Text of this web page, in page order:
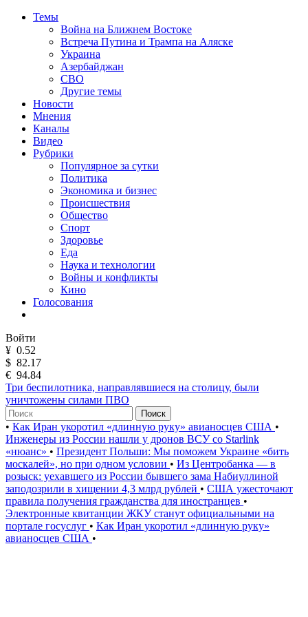
Темы
Война на Ближнем Востоке
Встреча Путина и Трампа на Аляске
Украина
Азербайджан
СВО
Другие темы
Новости
Мнения
Каналы
Видео
Рубрики
Популярное за сутки
Политика
Экономика и бизнес
Происшествия
Общество
Спорт
Здоровье
Еда
Наука и технологии
Войны и конфликты
Кино
Голосования
Войти
¥ 0.52
$ 82.17
€ 94.84
Три беспилотника, направлявшиеся на столицу, были
уничтожены силами ПВО
Поиск
• Как Иран укоротил «длинную руку» авианосцев США •
Инженеры из России нашли у дронов ВСУ со Starlink
«нюанс» • Президент Польши: Мы поможем Украине «бить
москалей», но при одном условии • Из Центробанка — в
розыск: уехавшего из России бывшего зама Набиуллиной
заподозрили в хищении 4,3 млрд рублей • США ужесточают
правила получения гражданства для иностранцев •
Электронные квитанции ЖКУ станут официальными на
портале госуслуг • Как Иран укоротил «длинную руку»
авианосцев США •